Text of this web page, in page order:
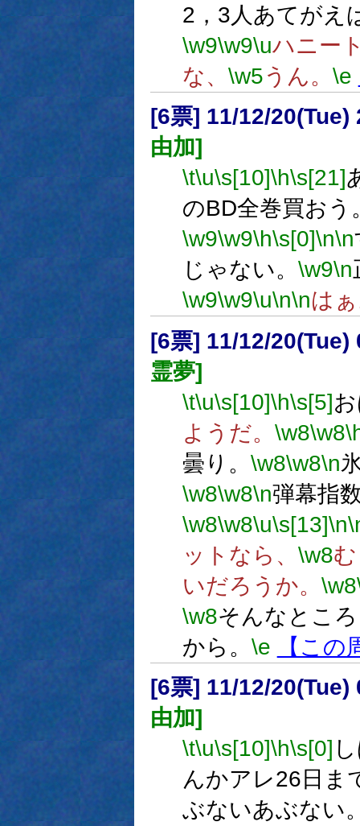
2，3人あてがえ
\w9\w9\uハニー
な、 \w5うん。 \e
[6票] 11/12/20(Tue)
由加]
\t\u\s[10]\h\s[21]
のBD全巻買おう
\w9\w9\h\s[0]\n\n
じゃない。 \w9\n
\w9\w9\u\n\nは
[6票] 11/12/20(Tue)
霊夢]
\t\u\s[10]\h\s[5]
ようだ。 \w8\w8
曇り。 \w8\w8\n
\w8\w8\n弾幕指
\w8\w8\u\s[13]\n
ットなら、 \w8
いだろうか。 \w8
\w8そんなとこ
から。 \e
【この
[6票] 11/12/20(Tue)
由加]
\t\u\s[10]\h\s[0]
んかアレ26日ま
ぶないあぶない